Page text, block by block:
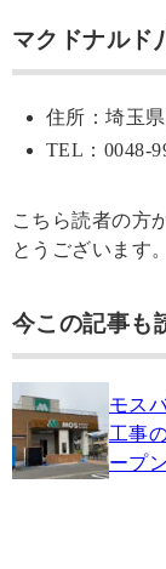
マクドナルド
住所：埼玉
TEL：0048-
こちら読者の方
とうございます。
今この記事も
モス
工事
ープ